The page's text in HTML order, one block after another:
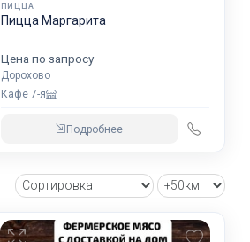
ПИЦЦА
Пицца Маргарита
Цена по запросу
Дорохово
Кафе 7-я
Подробнее